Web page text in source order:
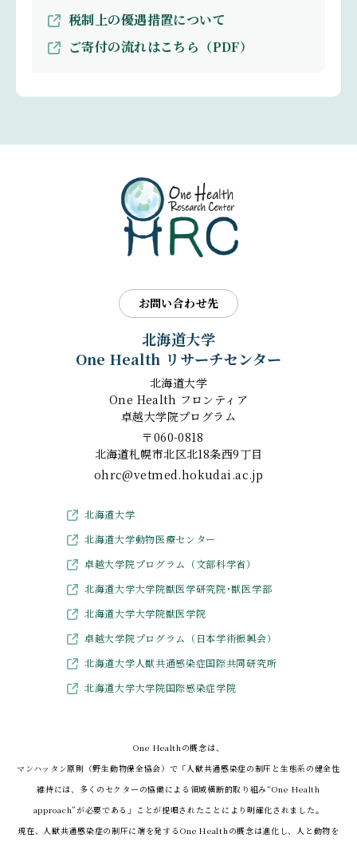
税制上の優遇措置について
ご寄付の流れはこちら（PDF）
お問い合わせ先
北海道大学
One Health リサーチセンター
北海道大学
One Health フロンティア
卓越大学院プログラム
〒060-0818
北海道札幌市北区北18条西9丁目
ohrc@vetmed.hokudai.ac.jp
北海道大学
北海道大学動物医療センター
卓越大学院プログラム（文部科学省）
北海道大学大学院獣医学研究院･獣医学部
北海道大学大学院獣医学院
卓越大学院プログラム（日本学術振興会）
北海道大学人獣共通感染症国際共同研究所
北海道大学大学院国際感染症学院
One Healthの概念は、
マンハッタン原則（野生動物保全協会）で「人獣共通感染症の制圧と生態系の健全性
維持には、 多くのセクターの協働による領域横断的取り組み“One Health
approach”が必要である」ことが提唱されたことにより明確化されました。
現在、人獣共通感染症の制圧に端を発するOne Healthの概念は進化し、人と動物を